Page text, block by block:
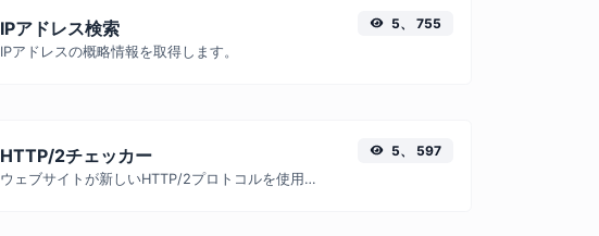
IPアドレス検索
IPアドレスの概略情報を取得します。
5、 755
HTTP/2チェッカー
ウェブサイトが新しいHTTP/2プロトコルを使用しているかどうかを確認します。
5、 597